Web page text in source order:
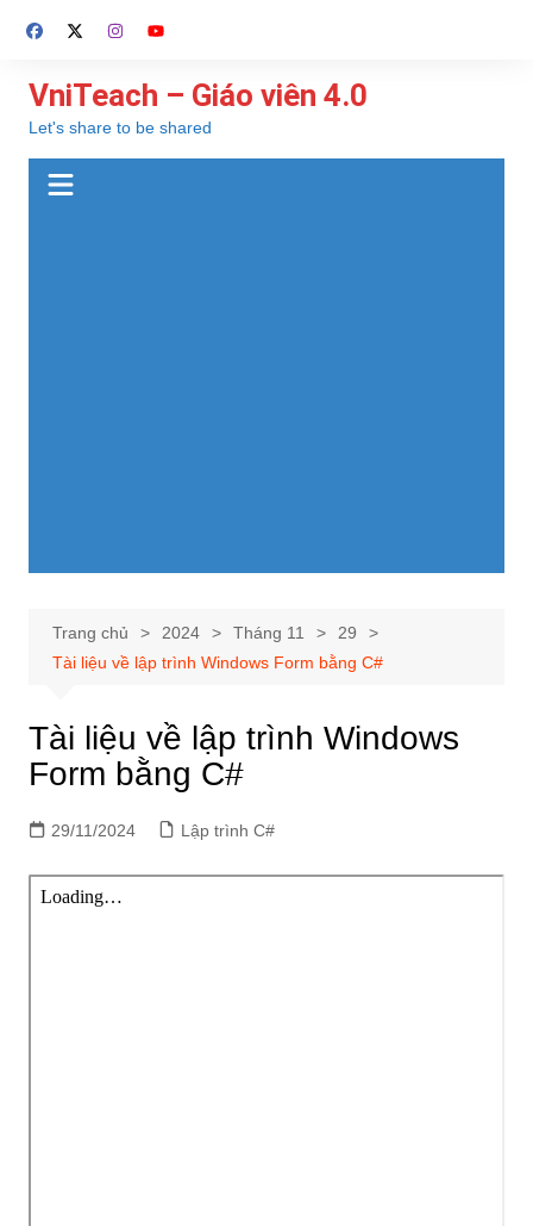
đến
dung
VniTeach – Giáo viên 4.0
Let's share to be shared
Trang chủ 2024 Tháng 11
29
Tài liệu về lập trình Windows Form bằng C#
Tài liệu về lập trình Windows
Form bằng C#
29/11/2024 Lập trình C#